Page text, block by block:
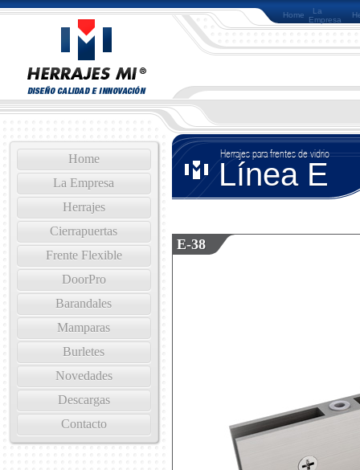
Home
La
Empresa
Home
La Empresa
Herrajes
Cierrapuertas
Frente Flexible
DoorPro
Barandales
Mamparas
Burletes
Novedades
Descargas
Contacto
Herrajes para frentes de vidrio
Línea E
E-38